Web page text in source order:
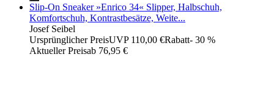
Slip-On Sneaker »Enrico 34« Slipper, Halbschuh,
Komfortschuh, Kontrastbesätze, Weite...
Josef Seibel
Ursprünglicher PreisUVP 110,00 €Rabatt- 30 %
Aktueller Preisab 76,95 €